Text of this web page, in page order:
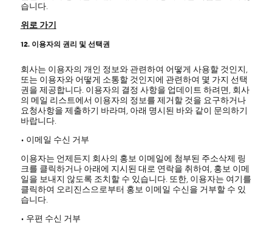
습니다.
위로 가기
12. 이용자의 권리 및 선택권
회사는 이용자의 개인 정보와 관련하여 어떻게 사용할 것인지,
또는 이용자와 어떻게 소통할 것인지에 관련하여 몇 가지 선택
권을 제공합니다. 이용자의 결정 사항을 업데이트 하려면, 회사
의 메일 리스트에서 이용자의 정보를 제거할 것을 요구하거나
요청사항을 제출하기 바라며, 아래 명시된 바와 같이 문의하기
바랍니다.
• 이메일 수신 거부
이용자는 언제든지 회사의 홍보 이메일에 첨부된 주소삭제 링
크를 클릭하거나 아래에 지시된 대로 연락을 취하여, 홍보 이메
일을 보내지 않도록 조치할 수 있습니다. 또한, 이용자는 여기를
클릭하여 오리진스으로부터 홍보 이메일 수신을 거부할 수 있
습니다.
• 우편 수신 거부